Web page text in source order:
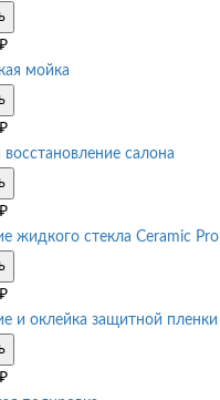
₽
мойка
₽
салона
₽
жидкого стекла Ceramic Pro
₽
и оклейка защитной пленки
₽